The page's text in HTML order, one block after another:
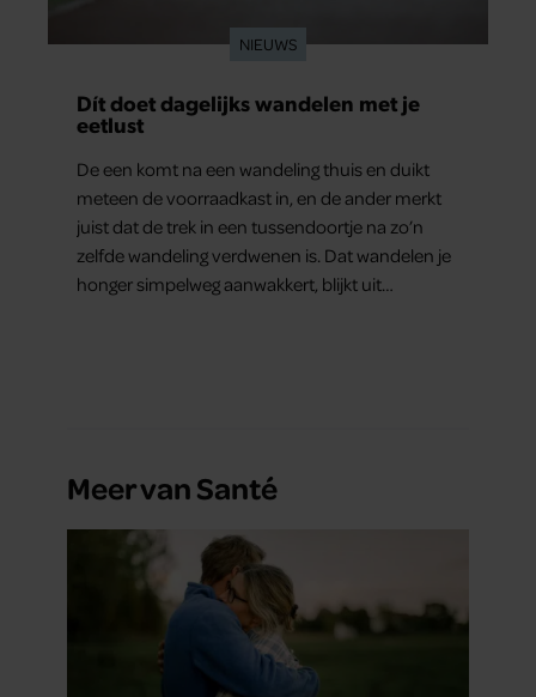
NIEUWS
Dít doet dagelijks wandelen met je
eetlust
De een komt na een wandeling thuis en duikt
meteen de voorraadkast in, en de ander merkt
juist dat de trek in een tussendoortje na zo’n
zelfde wandeling verdwenen is. Dat wandelen je
honger simpelweg aanwakkert, blijkt uit
Meer van Santé